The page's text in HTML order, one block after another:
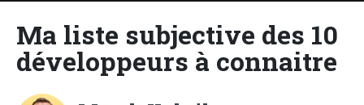
Ma liste subjective des 10
développeurs à connaitre